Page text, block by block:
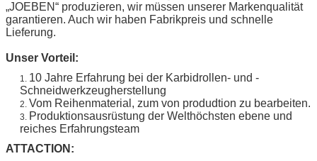
„JOEBEN“ produzieren, wir müssen unserer Markenqualität
garantieren. Auch wir haben Fabrikpreis und schnelle
Lieferung.
Unser Vorteil:
1. 10 Jahre Erfahrung bei der Karbidrollen- und -
Schneidwerkzeugherstellung
2. Vom Reihenmaterial, zum von produdtion zu bearbeiten.
3.
Produktionsausrüstung der Welthöchsten ebene und
reiches Erfahrungsteam
ATTACTION: